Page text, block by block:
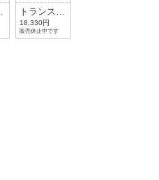
トランスペ
アレントレ
ッド/ブル
18,330円
販売休止中です